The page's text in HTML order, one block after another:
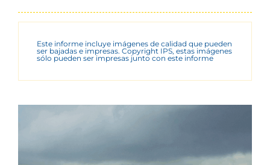
Este informe incluye imágenes de calidad que pueden
ser bajadas e impresas. Copyright IPS, estas imágenes
sólo pueden ser impresas junto con este informe